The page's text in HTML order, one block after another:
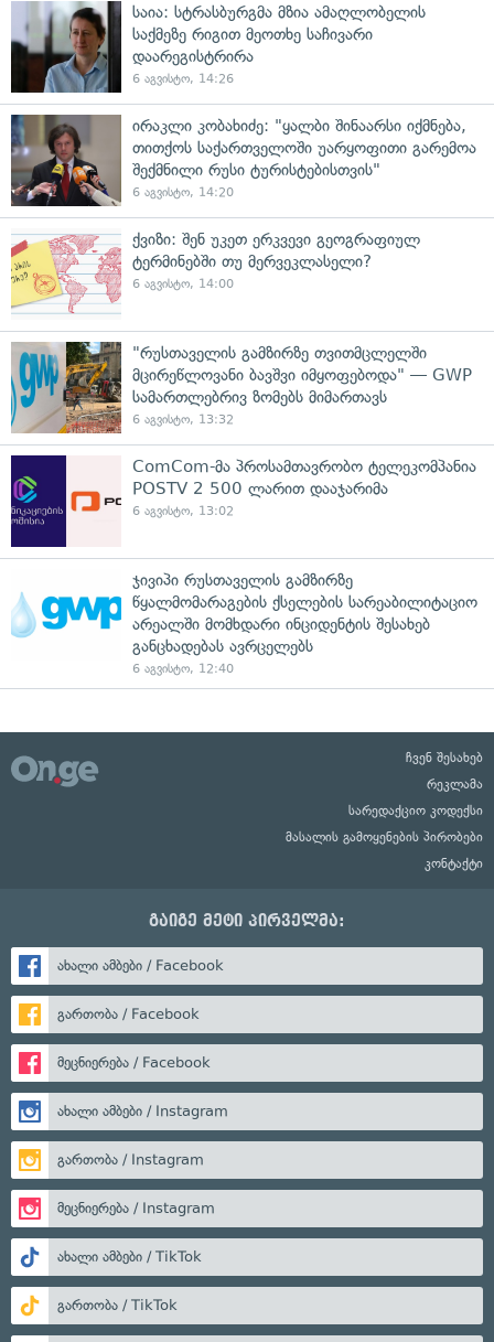
საია: სტრასბურგმა მზია ამაღლობელის
საქმეზე რიგით მეოთხე საჩივარი
დაარეგისტრირა
6 აგვისტო, 14:26
ირაკლი კობახიძე: "ყალბი შინაარსი იქმნება,
თითქოს საქართველოში უარყოფითი გარემოა
შექმნილი რუსი ტურისტებისთვის"
6 აგვისტო, 14:20
ქვიზი: შენ უკეთ ერკვევი გეოგრაფიულ
ტერმინებში თუ მერვეკლასელი?
6 აგვისტო, 14:00
"რუსთაველის გამზირზე თვითმცლელში
მცირეწლოვანი ბავშვი იმყოფებოდა" — GWP
სამართლებრივ ზომებს მიმართავს
6 აგვისტო, 13:32
ComCom-მა პროსამთავრობო ტელეკომპანია
POSTV 2 500 ლარით დააჯარიმა
6 აგვისტო, 13:02
ჯივიპი რუსთაველის გამზირზე
წყალმომარაგების ქსელების სარეაბილიტაციო
არეალში მომხდარი ინციდენტის შესახებ
განცხადებას ავრცელებს
6 აგვისტო, 12:40
ჩვენ შესახებ
რეკლამა
სარედაქციო კოდექსი
მასალის გამოყენების პირობები
კონტაქტი
გაიგე მეტი პირველმა:
ახალი ამბები / Facebook
გართობა / Facebook
მეცნიერება / Facebook
ახალი ამბები / Instagram
გართობა / Instagram
მეცნიერება / Instagram
ახალი ამბები / TikTok
გართობა / TikTok